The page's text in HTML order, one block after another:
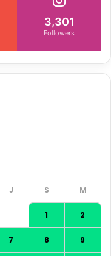
3,301
Followers
1 2
7 8 9